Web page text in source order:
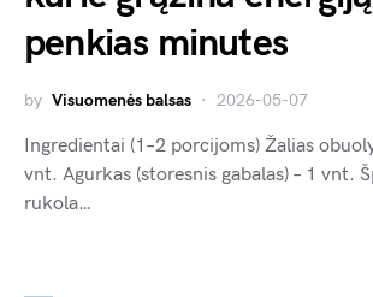
penkias minutes
by Visuomenės balsas 2026-05-07
Ingredientai (1–2 porcijoms) Žalias
vnt. Agurkas (storesnis gabalas) – 1 vnt.
rukola…